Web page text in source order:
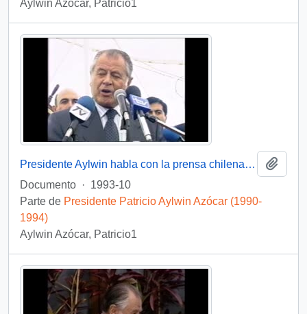
Aylwin Azócar, Patricio1
Presidente Aylwin habla con la prensa chilena durante su gira por Nueva Zelanda: video
Documento · 1993-10
Parte de Presidente Patricio Aylwin Azócar (1990-
1994)
Aylwin Azócar, Patricio1